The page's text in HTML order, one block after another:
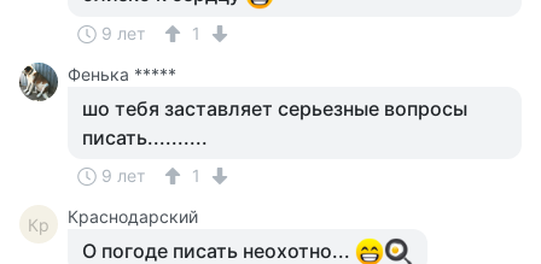
9 лет
1
Фенька *****
шо тебя заставляет серьезные вопросы
писать..........
9 лет 1
Кр Краснодарский
О погоде писать неохотно...